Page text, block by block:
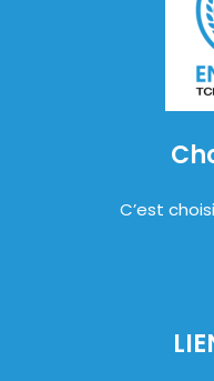
C’est